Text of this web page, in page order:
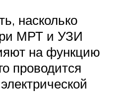
насколько
МРТ и УЗИ
на функцию
проводится